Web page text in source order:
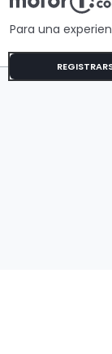
Para una